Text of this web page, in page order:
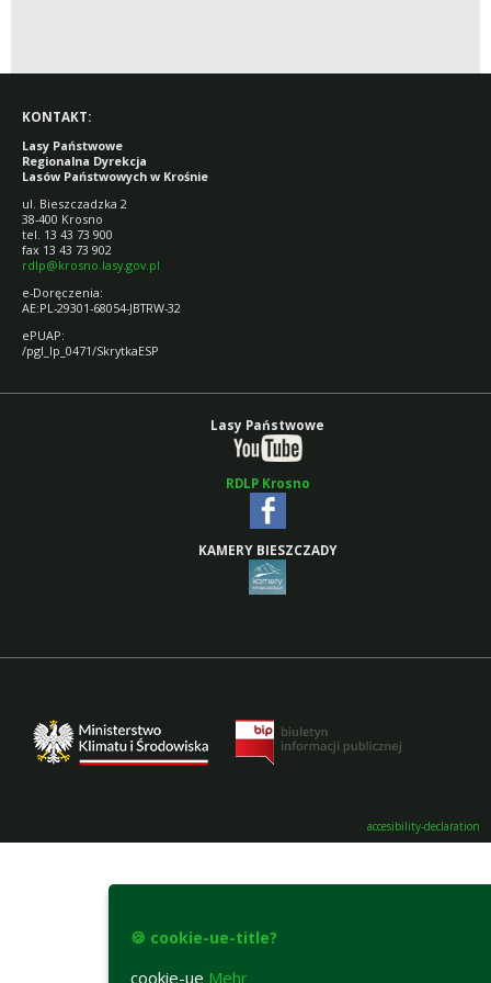
KONTAKT:
Lasy Państwowe
Regionalna Dyrekcja
Lasów Państwowych w Krośnie
ul. Bieszczadzka 2
38-400 Krosno
tel. 13 43 73 900
fax 13 43 73 902
rdlp@krosno.lasy.gov.pl
e-Doręczenia:
AE:PL-29301-68054-JBTRW-32
ePUAP:
/pgl_lp_0471/SkrytkaESP
Lasy Państwowe
RDLP Krosno
KAMERY BIESZCZADY
accesibility-declaration
🍪 cookie-ue-title?
cookie-ue Mehr